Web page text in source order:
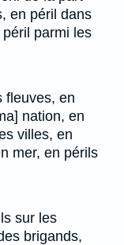
en péril dans
parmi les
fleuves, en
nation, en
villes, en
mer, en périls
sur les
brigands,